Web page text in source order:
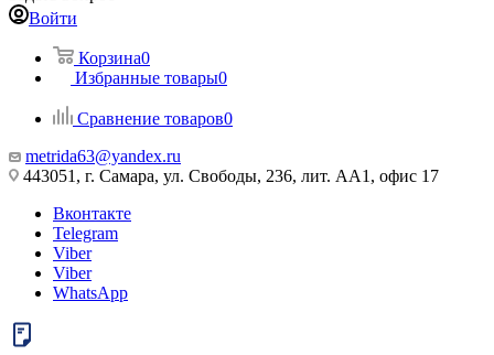
Войти
Корзина0
Избранные товары0
Сравнение товаров0
metrida63@yandex.ru
443051, г. Самара, ул. Свободы, 236, лит. АА1, офис 17
Вконтакте
Telegram
Viber
Viber
WhatsApp